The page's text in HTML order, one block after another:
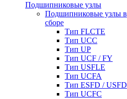
Подшипниковые узлы
Подшипниковые узлы в
сборе
Тип FLCTE
Тип UCC
Тип UP
Тип UCF / FY
Тип USFLE
Тип UCFA
Тип ESFD / USFD
Тип UCFC